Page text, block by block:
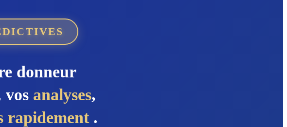
donneur
vos analyses,
rapidement .